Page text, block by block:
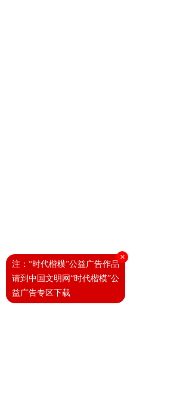
×
注：“时代楷模”公益广告作品
请到中国文明网“时代楷模”公
益广告专区下载